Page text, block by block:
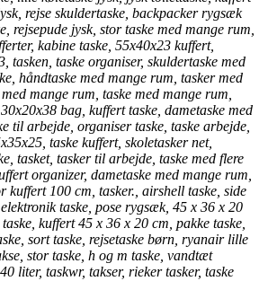
rejse skuldertaske, backpacker rygsæk
rejsepude jysk, stor taske med mange rum,
kabine taske, 55x40x23 kuffert,
tasken, taske organiser, skuldertaske med
håndtaske med mange rum, tasker med
mange rum, taske med mange rum,
bag, kuffert taske, dametaske med
til arbejde, organiser taske, taske arbejde,
taske kuffert, skoletasker net,
tasket, tasker til arbejde, taske med flere
organizer, dametaske med mange rum,
kuffert 100 cm, tasker., airshell taske, side
taske, pose rygsæk, 45 x 36 x 20
kuffert 45 x 36 x 20 cm, pakke taske,
sort taske, rejsetaske børn, ryanair lille
stor taske, h og m taske, vandtæt
liter, taskwr, takser, rieker tasker, taske